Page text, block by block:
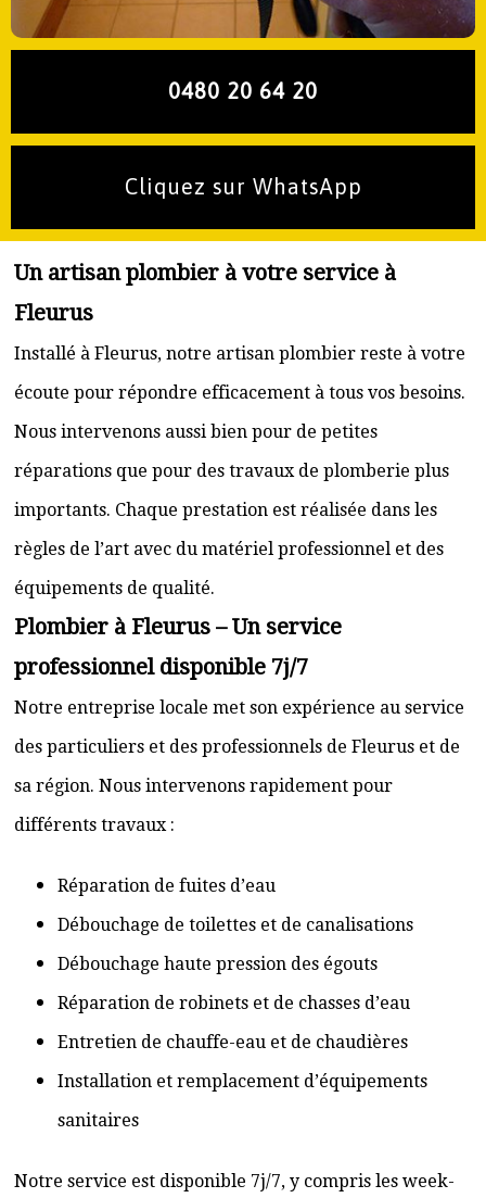
0480 20 64 20
Cliquez sur WhatsApp
Un artisan plombier à votre service à
Fleurus
Installé à Fleurus, notre artisan plombier reste à votre
écoute pour répondre efficacement à tous vos besoins.
Nous intervenons aussi bien pour de petites
réparations que pour des travaux de plomberie plus
importants. Chaque prestation est réalisée dans les
règles de l’art avec du matériel professionnel et des
équipements de qualité.
Plombier à Fleurus – Un service
professionnel disponible 7j/7
Notre entreprise locale met son expérience au service
des particuliers et des professionnels de Fleurus et de
sa région. Nous intervenons rapidement pour
différents travaux :
Réparation de fuites d’eau
Débouchage de toilettes et de canalisations
Débouchage haute pression des égouts
Réparation de robinets et de chasses d’eau
Entretien de chauffe-eau et de chaudières
Installation et remplacement d’équipements
sanitaires
Notre service est disponible 7j/7, y compris les week-